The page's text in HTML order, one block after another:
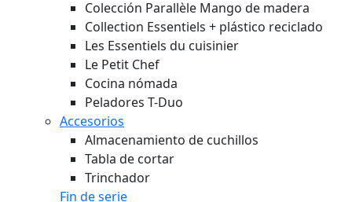
Colección Parallèle Mango de madera
Collection Essentiels + plástico reciclado
Les Essentiels du cuisinier
Le Petit Chef
Cocina nómada
Peladores T-Duo
Accesorios
Almacenamiento de cuchillos
Tabla de cortar
Trinchador
Fin de serie